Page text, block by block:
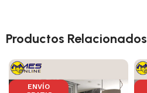
Productos Relacionados
ENVÍO